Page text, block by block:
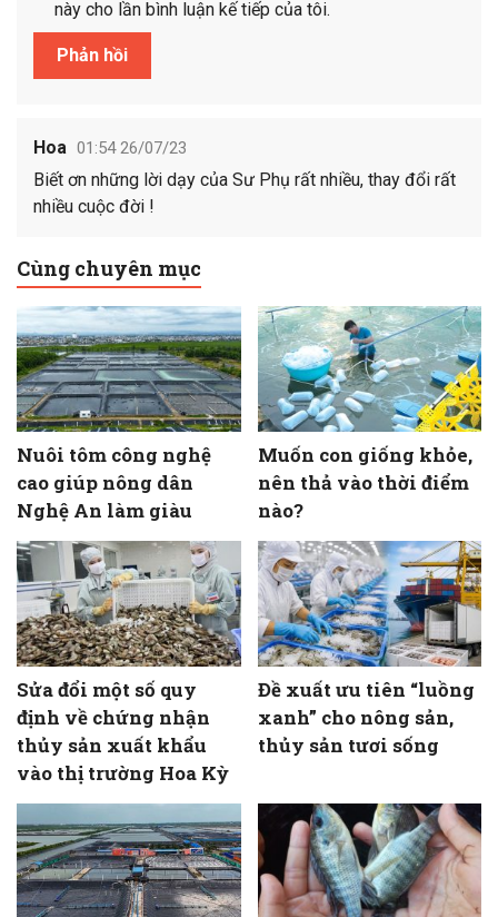
này cho lần bình luận kế tiếp của tôi.
Hoa 01:54 26/07/23
Biết ơn những lời dạy của Sư Phụ rất nhiều, thay đổi rất
nhiều cuộc đời !
Cùng chuyên mục
Nuôi tôm công nghệ
cao giúp nông dân
Nghệ An làm giàu
Muốn con giống khỏe,
nên thả vào thời điểm
nào?
Sửa đổi một số quy
định về chứng nhận
thủy sản xuất khẩu
vào thị trường Hoa Kỳ
Đề xuất ưu tiên “luồng
xanh” cho nông sản,
thủy sản tươi sống